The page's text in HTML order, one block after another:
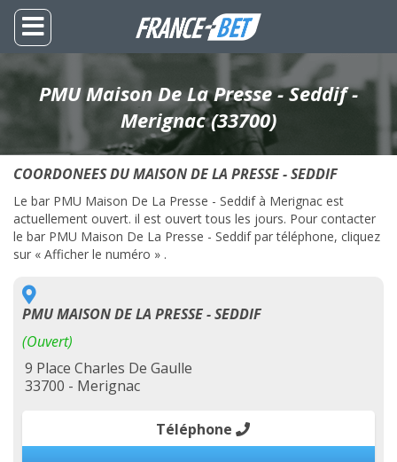
PMU Maison De La Presse - Seddif -
Merignac (33700)
COORDONEES DU MAISON DE LA PRESSE - SEDDIF
Le bar PMU Maison De La Presse - Seddif à Merignac est
actuellement ouvert. il est ouvert tous les jours. Pour contacter
le bar PMU Maison De La Presse - Seddif par téléphone, cliquez
sur « Afficher le numéro » .
PMU MAISON DE LA PRESSE - SEDDIF
(Ouvert)
9 Place Charles De Gaulle
33700 - Merignac
Téléphone